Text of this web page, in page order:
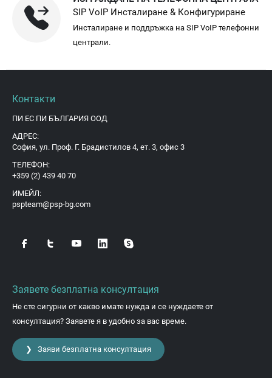
SIP VoIP Инсталиране & Конфигуриране
Инсталиране и поддръжка на SIP VoIP телефонни
централи.
Контакти
ПИ ЕС ПИ БЪЛГАРИЯ ООД
АДРЕС:
София, ул. Проф. Г. Брадистилов 4, ет. 3, офис 3
ТЕЛЕФОН:
+359 (2) 439 40 70
ИМЕЙЛ:
pspteam@psp-bg.com
Заявете безплатна консултация
Не сте сигурни от какво имате нужда и се нуждаете от
консултация? Заявете я в удобно за вас време.
❯ Заяви безплатна консултация